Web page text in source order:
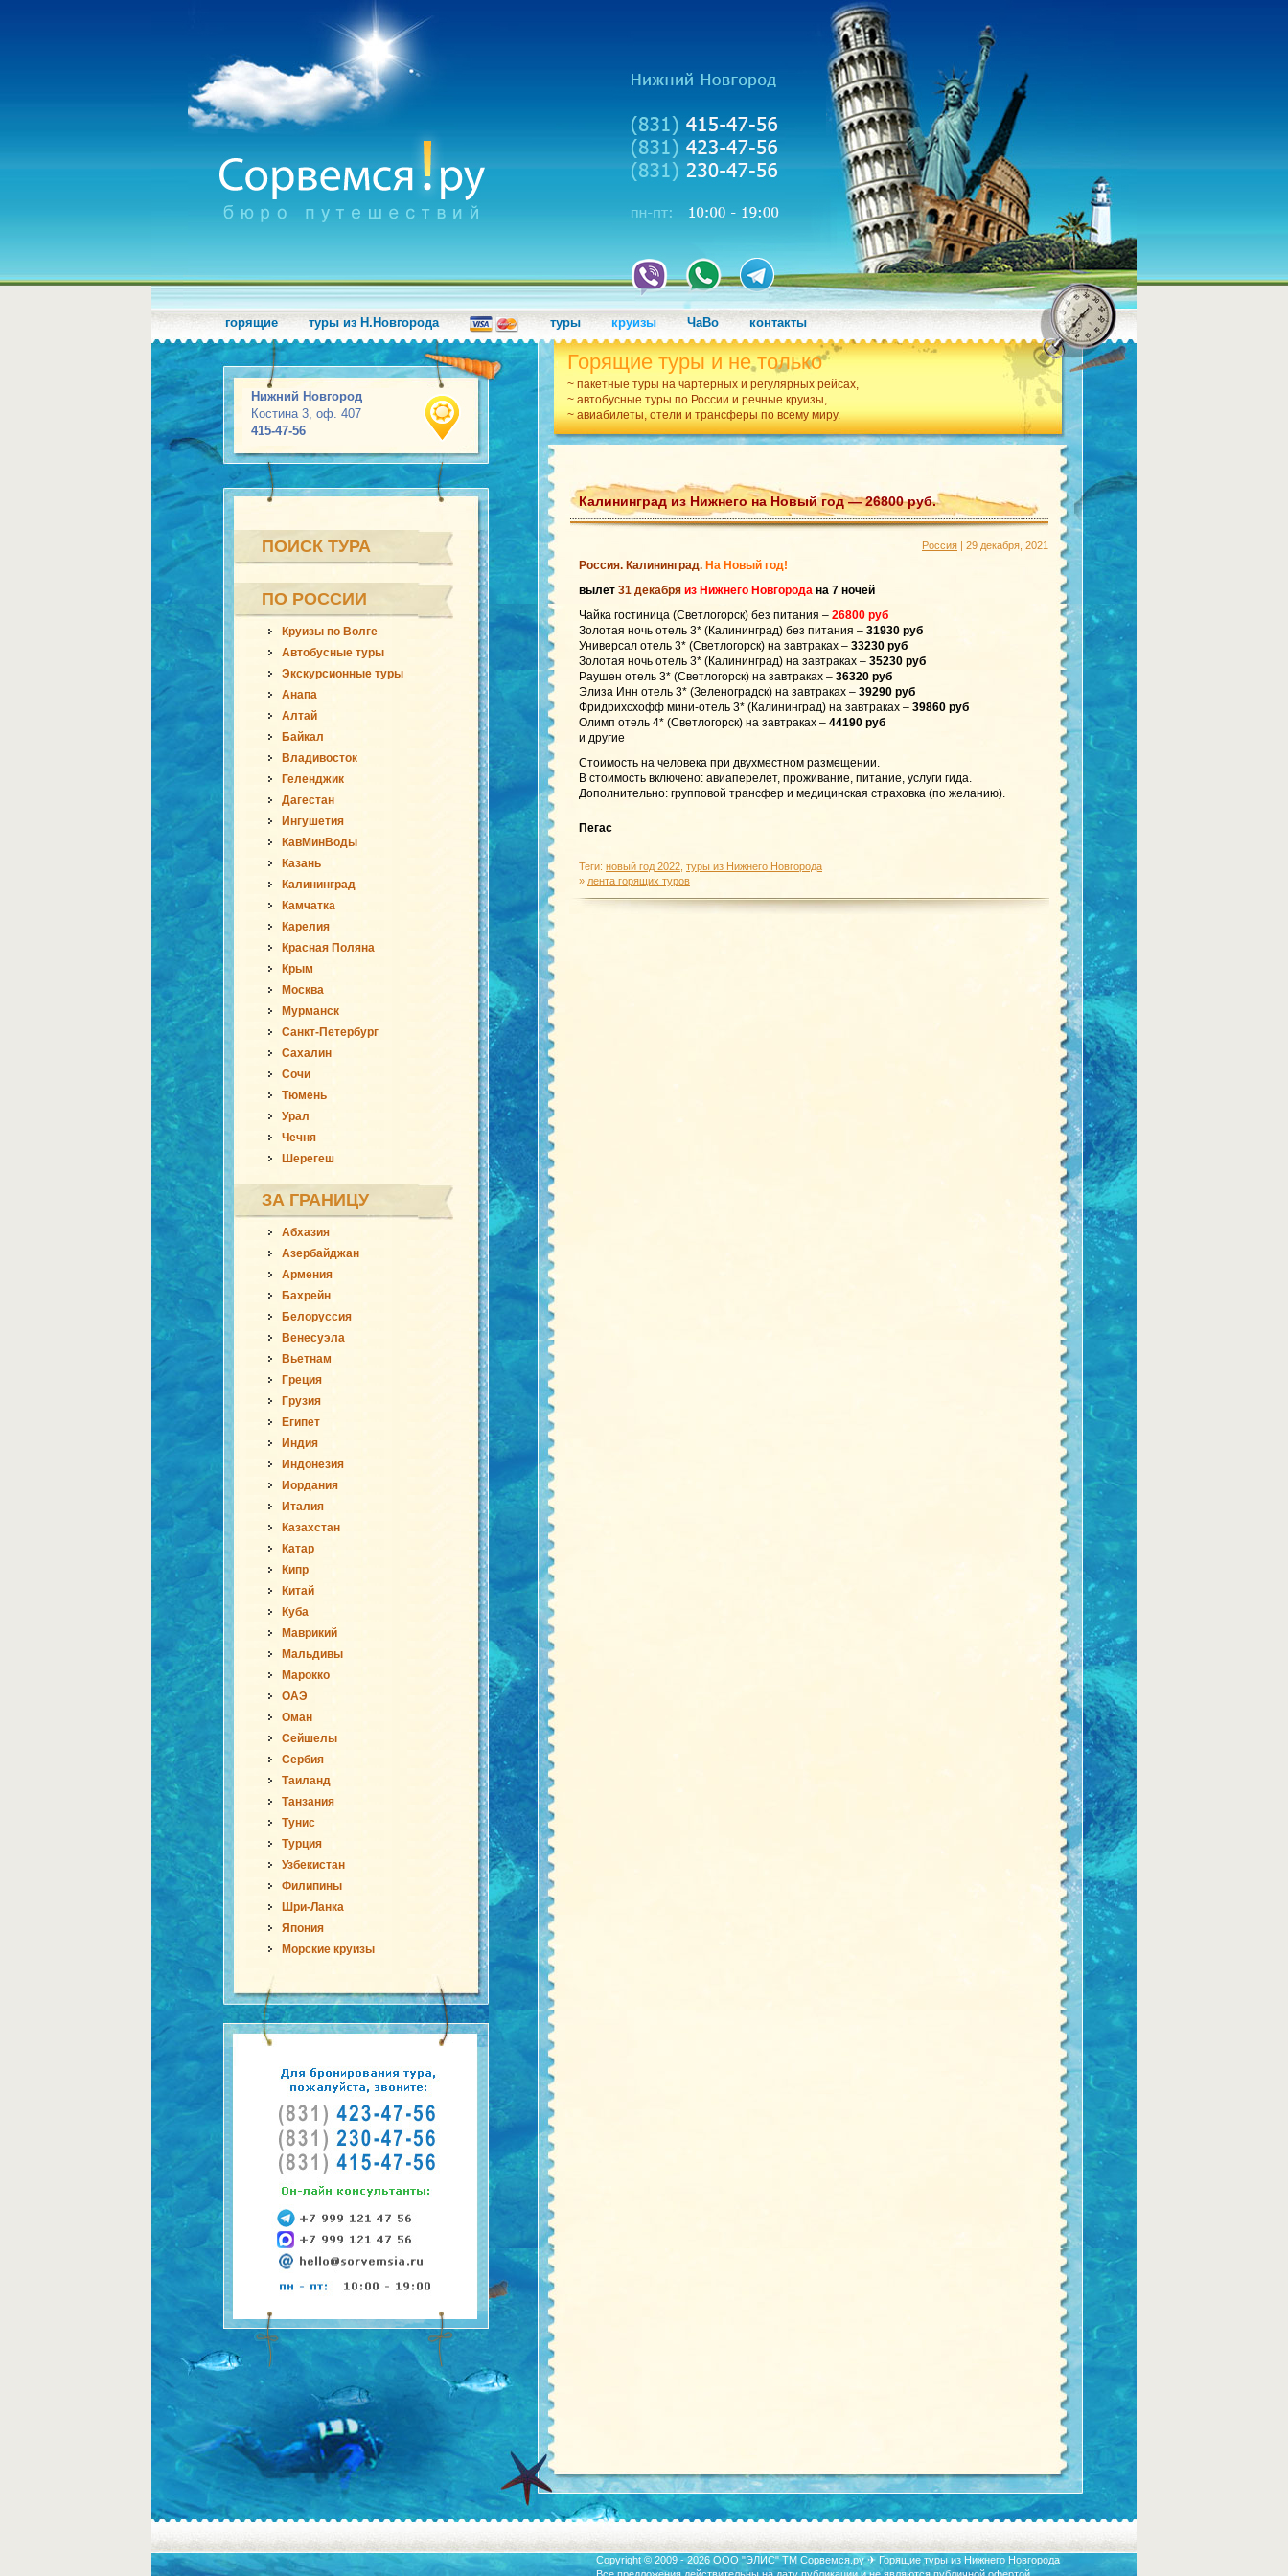
горящие туры из Н.Новгорода туры круизы ЧаВо контакты
Нижний Новгород
Костина 3, оф. 407
415-47-56
Горящие туры и не только
~ пакетные туры на чартерных и регулярных рейсах,
~ автобусные туры по России и речные круизы,
~ авиабилеты, отели и трансферы по всему миру.
ПОИСК ТУРА
ПО РОССИИ
Круизы по Волге
Автобусные туры
Экскурсионные туры
Анапа
Алтай
Байкал
Владивосток
Геленджик
Дагестан
Ингушетия
КавМинВоды
Казань
Калининград
Камчатка
Карелия
Красная Поляна
Крым
Москва
Мурманск
Санкт-Петербург
Сахалин
Сочи
Тюмень
Урал
Чечня
Шерегеш
ЗА ГРАНИЦУ
Абхазия
Азербайджан
Армения
Бахрейн
Белоруссия
Венесуэла
Вьетнам
Греция
Грузия
Египет
Индия
Индонезия
Иордания
Италия
Казахстан
Катар
Кипр
Китай
Куба
Маврикий
Мальдивы
Марокко
ОАЭ
Оман
Сейшелы
Сербия
Таиланд
Танзания
Тунис
Турция
Узбекистан
Филипины
Шри-Ланка
Япония
Морские круизы
Калининград из Нижнего на Новый год — 26800 руб.
Россия | 29 декабря, 2021
Россия. Калининград. На Новый год!
вылет 31 декабря из Нижнего Новгорода на 7 ночей
Чайка гостиница (Светлогорск) без питания – 26800 руб
Золотая ночь отель 3* (Калининград) без питания – 31930 руб
Универсал отель 3* (Светлогорск) на завтраках – 33230 руб
Золотая ночь отель 3* (Калининград) на завтраках – 35230 руб
Раушен отель 3* (Светлогорск) на завтраках – 36320 руб
Элиза Инн отель 3* (Зеленоградск) на завтраках – 39290 руб
Фридрихсхофф мини-отель 3* (Калининград) на завтраках – 39860 руб
Олимп отель 4* (Светлогорск) на завтраках – 44190 руб
и другие
Стоимость на человека при двухместном размещении.
В стоимость включено: авиаперелет, проживание, питание, услуги гида.
Дополнительно: групповой трансфер и медицинская страховка (по желанию).
Пегас
Теги: новый год 2022 туры из Нижнего Новгорода
» лента горящих туров
Copyright © 2009 - 2026 ООО "ЭЛИС" ТМ Сорвемся.ру ✈ Горящие туры из Нижнего Новгорода